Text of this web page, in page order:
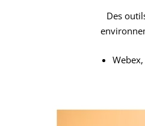
Des